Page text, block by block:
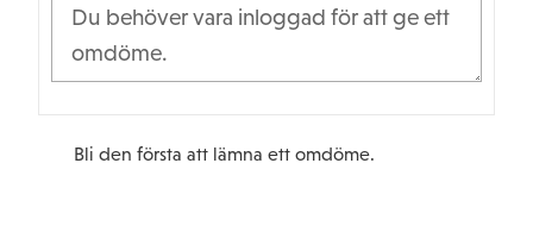
Bli den första att lämna ett omdöme.